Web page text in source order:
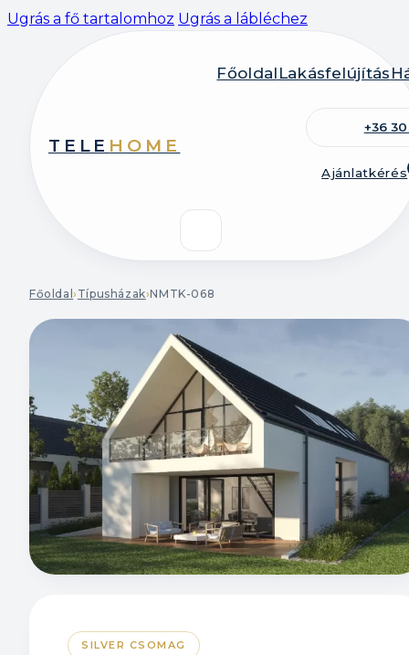
Ugrás a fő tartalomhoz Ugrás a lábléchez
TELE HOME
Főoldal Lakásfelújítás
+36
Ajánlatkérés
Főoldal› Típusházak›NMTK-068
SILVER CSOMAG